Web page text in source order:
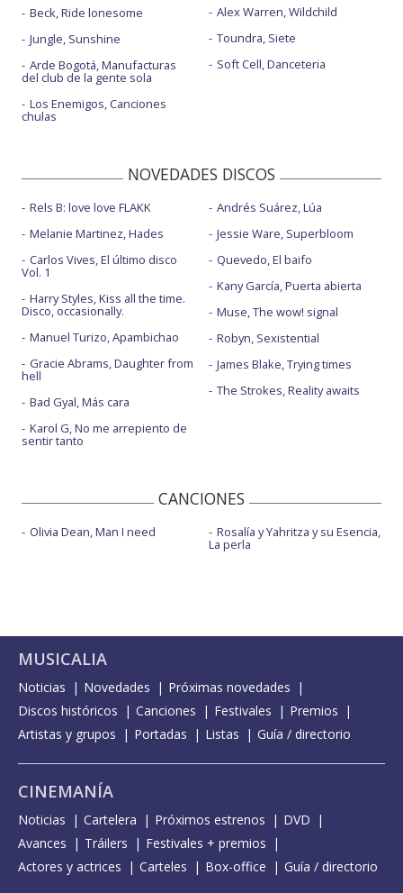
Beck, Ride lonesome
Jungle, Sunshine
Arde Bogotá, Manufacturas
del club de la gente sola
Los Enemigos, Canciones
chulas
Alex Warren, Wildchild
Toundra, Siete
Soft Cell, Danceteria
NOVEDADES DISCOS
Rels B: love love FLAKK
Melanie Martinez, Hades
Carlos Vives, El último disco
Vol. 1
Harry Styles, Kiss all the time.
Disco, occasionally.
Manuel Turizo, Apambichao
Gracie Abrams, Daughter from
hell
Bad Gyal, Más cara
Karol G, No me arrepiento de
sentir tanto
Andrés Suárez, Lúa
Jessie Ware, Superbloom
Quevedo, El baifo
Kany García, Puerta abierta
Muse, The wow! signal
Robyn, Sexistential
James Blake, Trying times
The Strokes, Reality awaits
CANCIONES
Olivia Dean, Man I need Rosalía y Yahritza y su Esencia,
La perla
MUSICALIA
Noticias Novedades
Próximas novedades
Discos históricos
Canciones Festivales
Premios
Artistas y grupos
Portadas Listas Guía / directorio
CINEMANÍA
Noticias Cartelera Próximos estrenos
DVD
Avances
Tráilers
Festivales + premios
Actores y actrices
Carteles Box-office Guía / directorio